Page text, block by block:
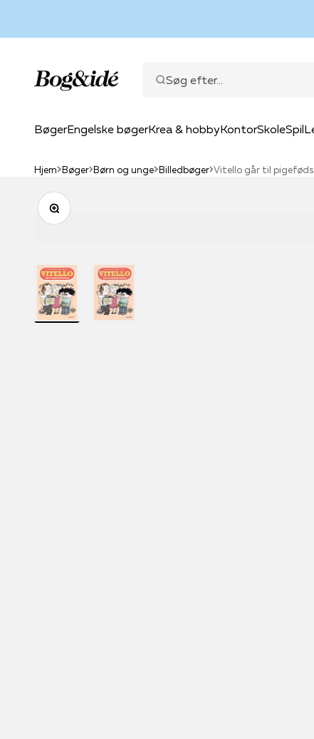
BøgerEngelske bøgerKrea & hobbyKontorSkoleSpil
Søg efter...
Bog & idé
Hjem Bøger Børn og unge Billedbøger Vitello går til
Zoom